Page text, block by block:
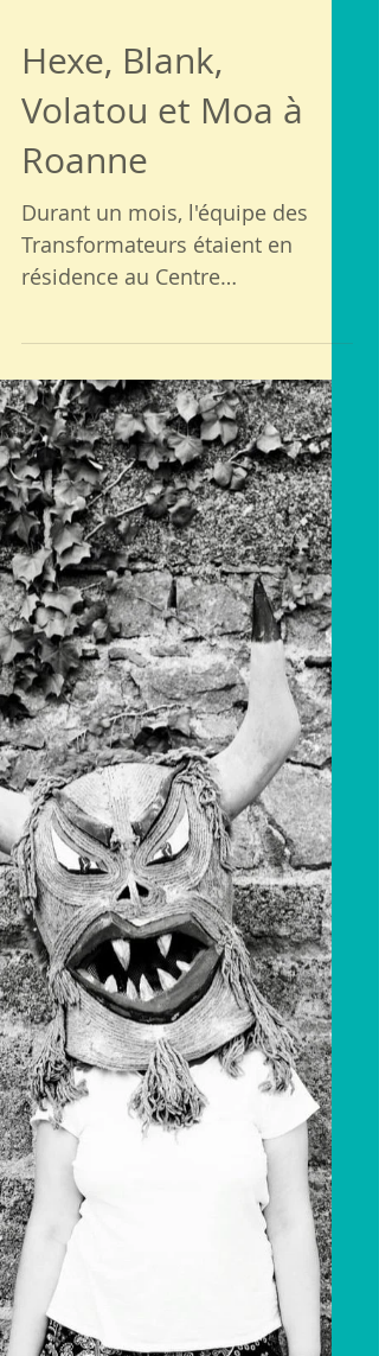
Hexe, Blank,
Volatou et Moa à
Roanne
Durant un mois, l'équipe des
résidence au Centre
qu'à la MJC avec des ateliers...